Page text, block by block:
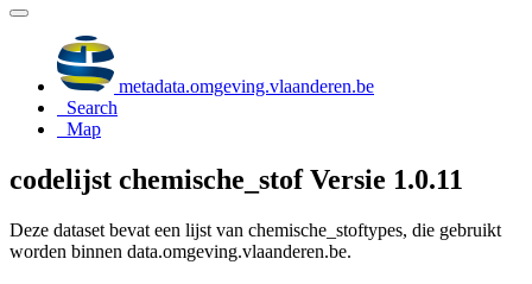
metadata.omgeving.vlaanderen.be
Search
Map
codelijst chemische_stof Versie 1.0.11
Deze dataset bevat een lijst van chemische_stoftypes, die gebruikt
worden binnen data.omgeving.vlaanderen.be.